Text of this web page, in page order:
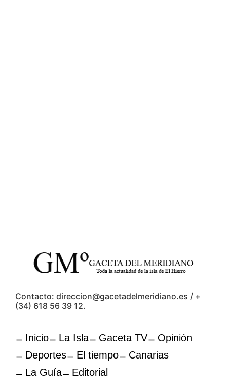
Contacto: direccion@gacetadelmeridiano.es / +
(34) 618 56 39 12.
Inicio La Isla Gaceta TV
Opinión
Deportes
El tiempo
Canarias
La Guía
Editorial